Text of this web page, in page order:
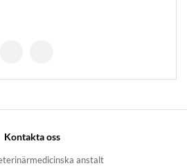
Kontakta oss
anstalt